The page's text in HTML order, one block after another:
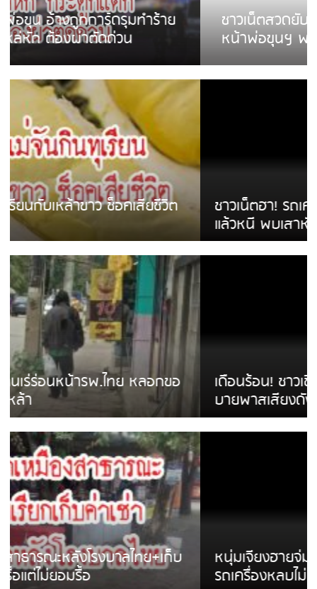
ชาวเน็ตสวดยับ! พบพม่าเร่ขายพวงมาลัย
หน้าพ่อขุนฯ พอไม่ซื้อเดินตาม
ชาวเน็ตฮา! รถเครื่องแม่สายชนป้ายร้านโลงศพ
แล้วหนี พบเสาหัก เบรคหัก หวิดได้ใช้บริการ
เดือนร้อน! ชาวเชียงรายบ่นรถ Isuzu สีขาวซิ่ง
บายพาสเสียงดังสร้างความรำคาญ
หนุ่มเจียงฮายจ่ม พบถังน้ำดื่มตกกลางถนน
รถเครื่องหลบไม่ทันล้มบาดเจ็บ